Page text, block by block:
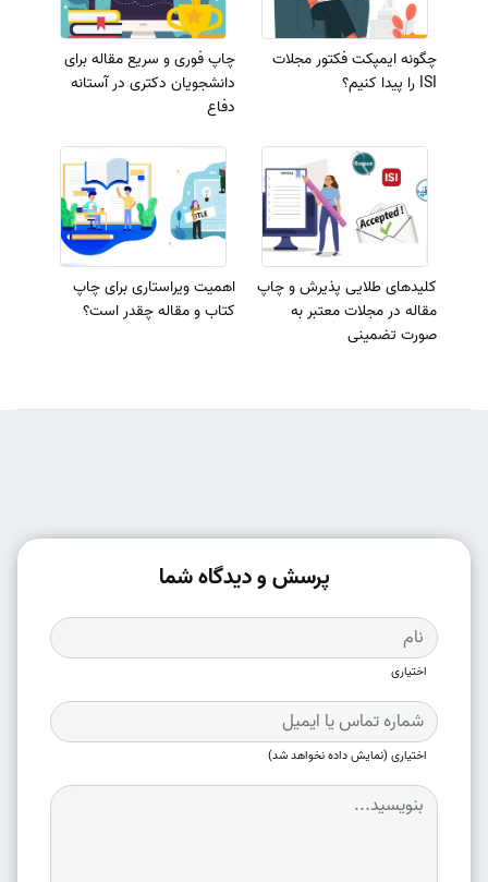
چگونه ایمپکت فکتور مجلات
ISI را پیدا کنیم؟
چاپ فوری و سریع مقاله برای
دانشجویان دکتری در آستانه
دفاع
کلیدهای طلایی پذیرش و چاپ
مقاله در مجلات معتبر به
صورت تضمینی
اهمیت ویراستاری برای چاپ
کتاب و مقاله چقدر است؟
پرسش و دیدگاه شما
اختیاری
اختیاری (نمایش داده نخواهد شد)